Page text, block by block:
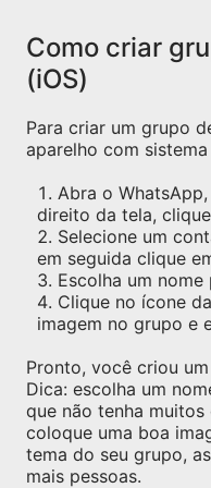
Como criar
(iOS)
Para criar um grupo
aparelho com
Abra o
direito da tela,
Selecione um
em seguida clique
Escolha um
Clique no ícone
imagem no grupo e
Pronto, você criou
Dica: escolha um
que não tenha
coloque uma boa
tema do seu grupo,
mais pessoas.